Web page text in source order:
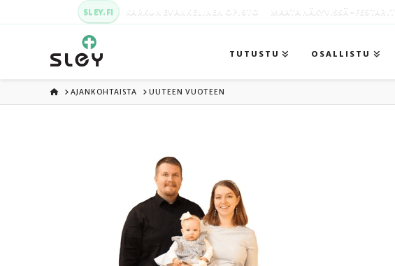
SLEY.FI KARKUN EVANKELINEN OPISTO MAATA NÄKYVISSÄ -FESTARIT
TUTUSTU OSALLISTU
ETUSIVU
AJANKOHTAISTA UUTEEN VUOTEEN